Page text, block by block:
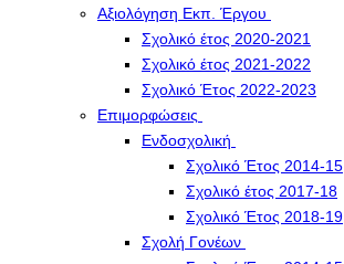
Αξιολόγηση Εκπ. Έργου
Σχολικό έτος 2020-2021
Σχολικό έτος 2021-2022
Σχολικό Έτος 2022-2023
Επιμορφώσεις
Ενδοσχολική
Σχολικό Έτος 2014-15
Σχολικό έτος 2017-18
Σχολικό Έτος 2018-19
Σχολή Γονέων